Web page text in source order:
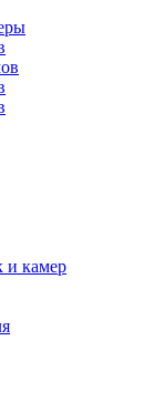
и камер